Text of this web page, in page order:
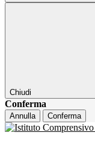
Chiudi
Conferma
Annulla Conferma